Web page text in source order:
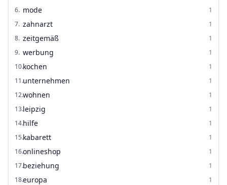
6. mode
1
7. zahnarzt
1
8. zeitgemäß
1
9. werbung
1
10.kochen
1
11.unternehmen
1
12.wohnen
1
13.leipzig
1
14.hilfe
1
15.kabarett
1
16.onlineshop
1
17.beziehung
1
18.europa
1